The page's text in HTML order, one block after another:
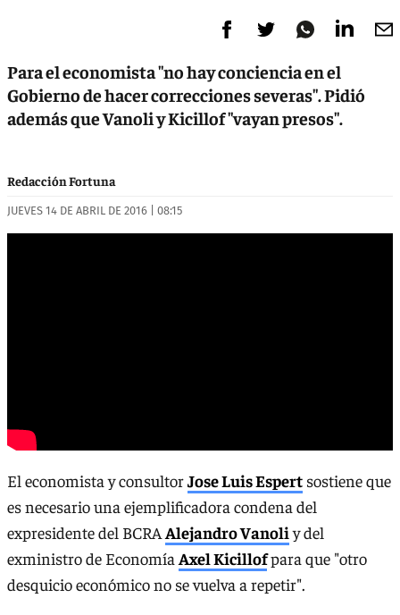
Para el economista "no hay conciencia en el
Gobierno de hacer correcciones severas". Pidió
además que Vanoli y Kicillof "vayan presos".
Redacción Fortuna
JUEVES 14 DE ABRIL DE 2016 | 08:15
El economista y consultorJose Luis Espert sostiene que
es necesario una ejemplificadora condena del
expresidente del BCRAAlejandro Vanoliy del
exministro de Economía Axel Kicillofpara que "otro
desquicio económico no se vuelva a repetir".